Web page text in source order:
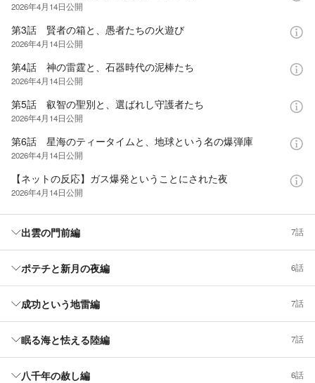
2026年4月14日公開
第3話 賢者の箱と、愚者たちの火遊び
2026年4月14日公開
第4話 神の雷霆と、石器時代の泥棒たち
2026年4月14日公開
第5話 叡智の聖別と、選ばれし守護者たち
2026年4月14日公開
第6話 星海のティータイムと、地球という名の爆弾庫
2026年4月14日公開
【ネットの反応】ガス爆発ということにされた夜
2026年4月14日公開
出雲の門前編 7話
ポテチと新月の夜編 6話
成功という地雷編 7話
眠る海と怯える陸編 7話
八千年の赦し編 6話